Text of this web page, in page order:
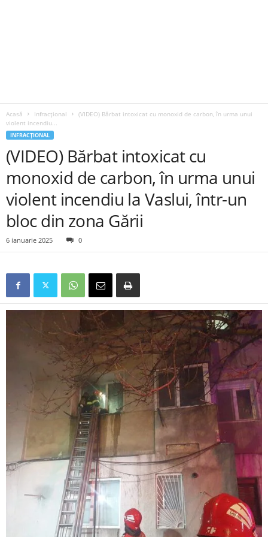
Acasă Infracțional
(VIDEO) Bărbat intoxicat cu monoxid de carbon, în urma unui
violent incendiu...
INFRACȚIONAL
(VIDEO) Bărbat intoxicat cu
monoxid de carbon, în urma unui
violent incendiu la Vaslui, într-un
bloc din zona Gării
6 ianuarie 2025 0